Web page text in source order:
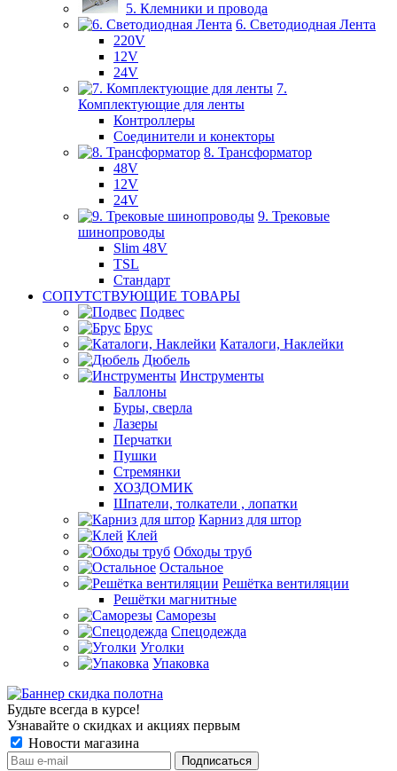
5. Клемники и провода
6. Светодиодная Лента
220V
12V
24V
7.
Комплектующие для ленты
Контроллеры
Соединители и конекторы
8. Трансформатор
48V
12V
24V
9. Трековые
шинопроводы
Slim 48V
TSL
Стандарт
СОПУТСТВУЮЩИЕ ТОВАРЫ
Подвес
Брус
Каталоги, Наклейки
Дюбель
Инструменты
Баллоны
Буры, сверла
Лазеры
Перчатки
Пушки
Стремянки
ХОЗДОМИК
Шпатели, толкатели , лопатки
Карниз для штор
Клей
Обходы труб
Остальное
Решётка вентиляции
Решётки магнитные
Саморезы
Спецодежда
Уголки
Упаковка
Будьте всегда в курсе!
Узнавайте о скидках и акциях первым
Новости магазина